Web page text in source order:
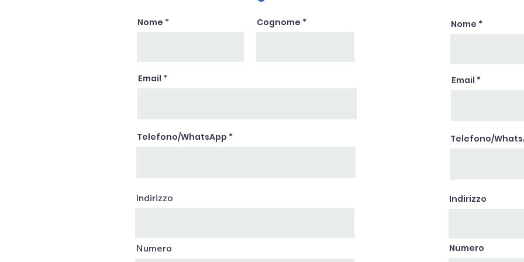
Nome Cognome
Email
Telefono/WhatsApp
Indirizzo
Numero
Nome
Email
Telefono/
Indirizzo
Numero